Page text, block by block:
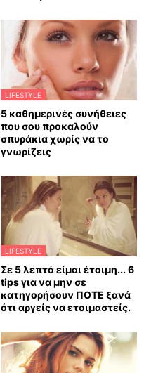
LIFESTYLE
5 καθημερινές συνήθειες
που σου προκαλούν
σπυράκια χωρίς να το
γνωρίζεις
LIFESTYLE
Σε 5 λεπτά είμαι έτοιμη... 6
tips για να μην σε
κατηγορήσουν ΠΟΤΕ ξανά
ότι αργείς να ετοιμαστείς.